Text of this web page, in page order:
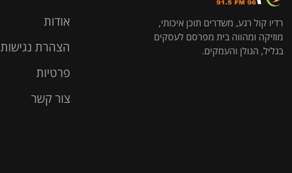
רדיו קול רגע, משדרים תוכן איכותי,
מוזיקה ומהווה בית מפרסם לעסקים
בגליל, הגולן והעמקים.
אודות
הצהרת נגישות
פרטיות
צור קשר